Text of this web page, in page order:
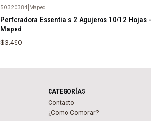
50320384 Maped
Perforadora Essentials 2 Agujeros 10/12 Hojas -
Maped
$3.490
CATEGORÍAS
Contacto
¿Como Comprar?